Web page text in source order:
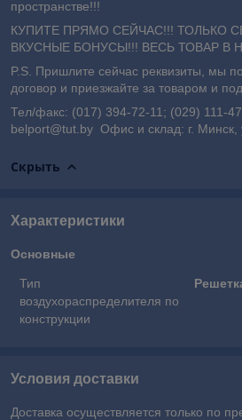
пространстве!!!
КУПИТЕ ПРЯМО СЕЙЧАС!!! ТОЛЬКО
ВКУСНЫЕ БОНУСЫ!!! ВЕСЬ ТОВАР В
P.S. Пришлите сейчас реквизиты, мы
договор и приезжайте за товаром и
Тел/факс: (017) 394-72-11; (029) 111-
belport@tut.by Офис и склад: г. Минск,
Скрыть
Характеристики
Основные
Тип
воздухораспределителя по
конструкции
Условия доставки
Доставка осуществляется только по